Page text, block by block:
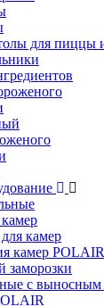
для пиццы
камер
камер POLAIR
с выносным